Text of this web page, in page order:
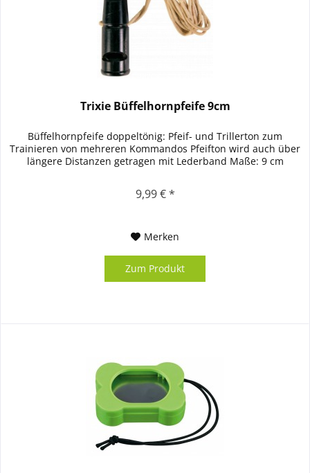
Trixie Büffelhornpfeife 9cm
Büffelhornpfeife doppeltönig: Pfeif- und Trillerton zum
Trainieren von mehreren Kommandos Pfeifton wird auch über
längere Distanzen getragen mit Lederband Maße: 9 cm
9,99 € *
Merken
Zum Produkt